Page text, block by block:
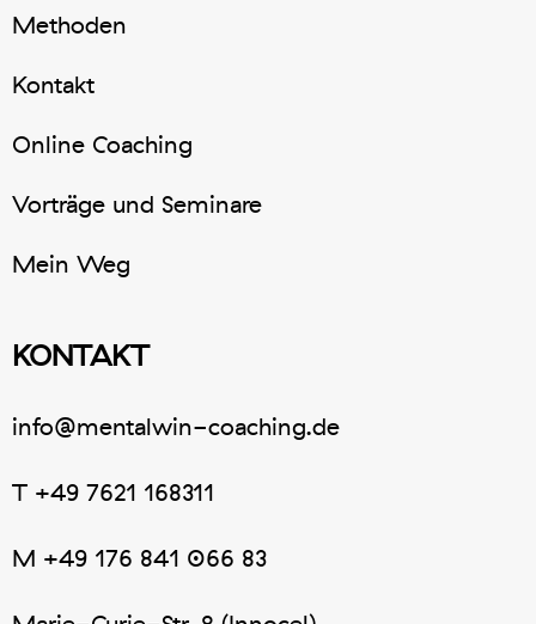
Methoden
Kontakt
Online Coaching
Vorträge und Seminare
Mein Weg
KONTAKT
info@mentalwin-coaching.de
T +49 7621 168311
M +49 176 841 066 83